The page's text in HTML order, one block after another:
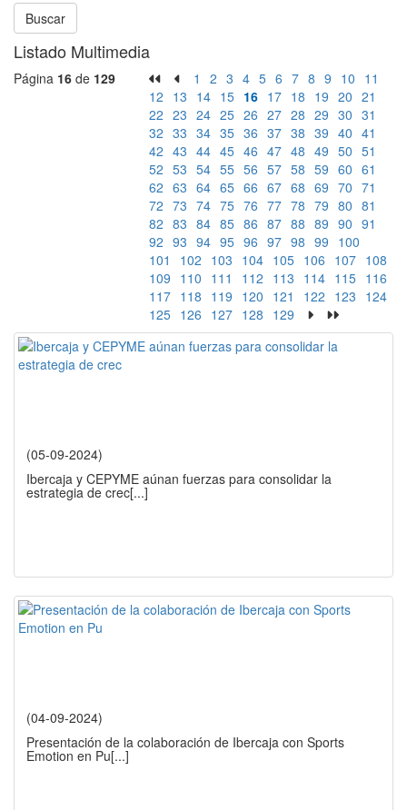
Buscar
Listado Multimedia
Página 16 de 129 1 2 3 4 5 6 7 8 9 10 11
12 13 14 15 16 17 18 19 20 21
22 23 24 25 26 27 28 29 30 31
32 33 34 35 36 37 38 39 40 41
42 43 44 45 46 47 48 49 50 51
52 53 54 55 56 57 58 59 60 61
62 63 64 65 66 67 68 69 70 71
72 73 74 75 76 77 78 79 80 81
82 83 84 85 86 87 88 89 90 91
92 93 94 95 96 97 98 99 100
101
102 103 104 105 106 107 108
109 110 111 112 113 114 115 116
117 118 119 120 121 122 123 124
125 126 127 128 129
(05-09-2024)
Ibercaja y CEPYME aúnan fuerzas para consolidar la
estrategia de crec[...]
(04-09-2024)
Presentación de la colaboración de Ibercaja con Sports
Emotion en Pu[...]